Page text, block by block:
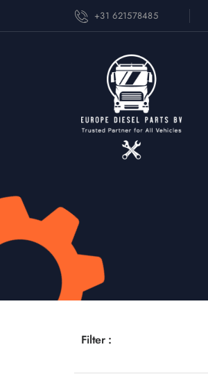
+31 621578485
Filter :